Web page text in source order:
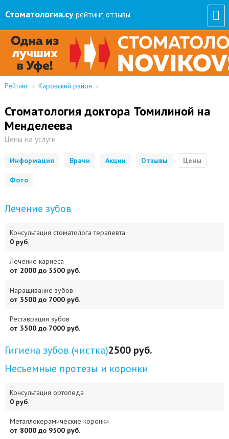
Стоматология.су рейтинг, отзывы
Рейтинг › Кировский район ›
Стоматология доктора Томилиной на
Менделеева
Цены на услуги
Информация Врачи Акции Отзывы Цены
Фото
Лечение зубов
Консультация стоматолога терапевта
0 руб.
Лечение кариеса
от 2000 до 5500 руб.
Наращивание зубов
от 3500 до 7000 руб.
Реставрация зубов
от 3500 до 7000 руб.
Гигиена зубов (чистка)2500 руб.
Несъемные протезы и коронки
Консультация ортопеда
0 руб.
Металлокерамические коронки
от 8000 до 9500 руб.